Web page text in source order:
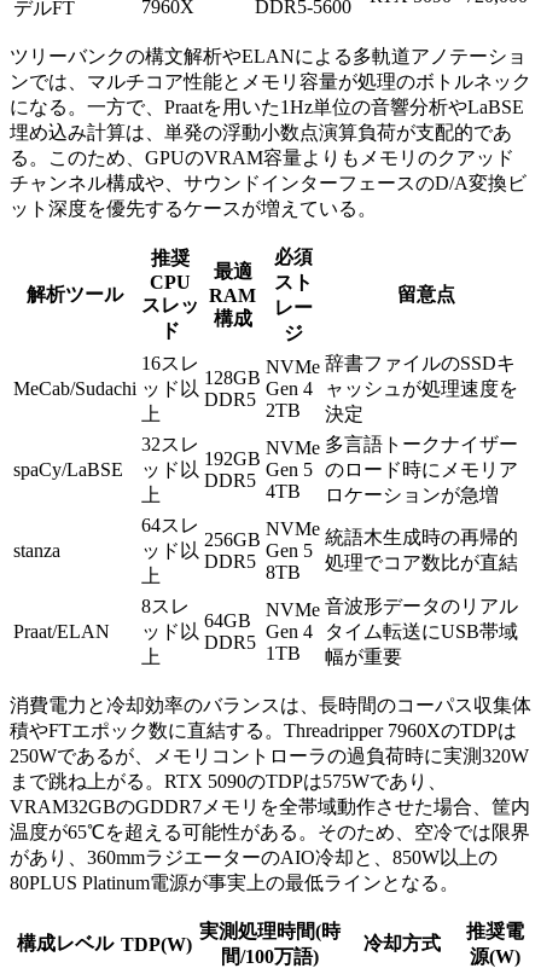
デルFT 7960X DDR5-5600
ツリーバンクの構文解析やELANによる多軌道アノテーショ
ンでは、マルチコア性能とメモリ容量が処理のボトルネック
になる。一方で、Praatを用いた1Hz単位の音響分析やLaBSE
埋め込み計算は、単発の浮動小数点演算負荷が支配的であ
る。このため、GPUのVRAM容量よりもメモリのクアッド
チャンネル構成や、サウンドインターフェースのD/A変換ビ
ット深度を優先するケースが増えている。
解析ツール
推奨
CPU
スレッ
ド
最適
RAM
構成
必須
スト
レー
ジ
留意点
MeCab/Sudachi
16スレ
ッド以
上
128GB
DDR5
NVMe
Gen 4
2TB
辞書ファイルのSSDキ
ャッシュが処理速度を
決定
spaCy/LaBSE
32スレ
ッド以
上
192GB
DDR5
NVMe
Gen 5
4TB
多言語トークナイザー
のロード時にメモリア
ロケーションが急増
stanza
64スレ
ッド以
上
256GB
DDR5
NVMe
Gen 5
8TB
統語木生成時の再帰的
処理でコア数比が直結
Praat/ELAN
8スレ
ッド以
上
64GB
DDR5
NVMe
Gen 4
1TB
音波形データのリアル
タイム転送にUSB帯域
幅が重要
消費電力と冷却効率のバランスは、長時間のコーパス収集体
積やFTエポック数に直結する。Threadripper 7960XのTDPは
250Wであるが、メモリコントローラの過負荷時に実測320W
まで跳ね上がる。RTX 5090のTDPは575Wであり、
VRAM32GBのGDDR7メモリを全帯域動作させた場合、筐内
温度が65℃を超える可能性がある。そのため、空冷では限界
があり、360mmラジエーターのAIO冷却と、850W以上の
80PLUS Platinum電源が事実上の最低ラインとなる。
構成レベル TDP(W)
実測処理時間(時
間/100万語)
冷却方式
推奨電
源(W)